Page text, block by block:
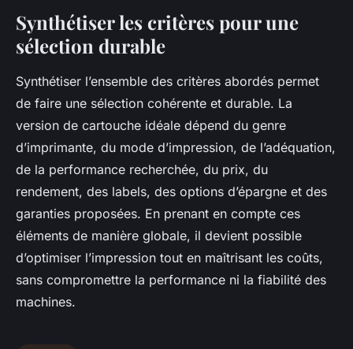
Synthétiser les critères pour une
sélection durable
Synthétiser l’ensemble des critères abordés permet
de faire une sélection cohérente et durable. La
version de cartouche idéale dépend du genre
d’imprimante, du mode d’impression, de l’adéquation,
de la performance recherchée, du prix, du
rendement, des labels, des options d’épargne et des
garanties proposées. En prenant en compte ces
éléments de manière globale, il devient possible
d’optimiser l’impression tout en maîtrisant les coûts,
sans compromettre la performance ni la fiabilité des
machines.